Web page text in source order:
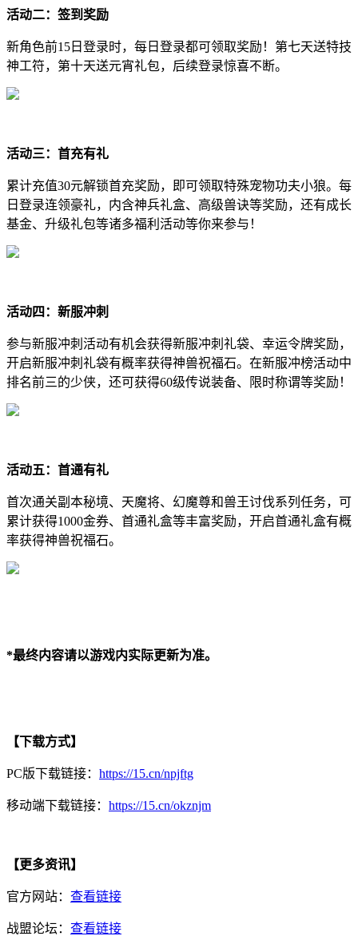
活动二：签到奖励
新角色前15日登录时，每日登录都可领取奖励！第七天送特技
神工符，第十天送元宵礼包，后续登录惊喜不断。
活动三：首充有礼
累计充值30元解锁首充奖励，即可领取特殊宠物功夫小狼。每
日登录连领豪礼，内含神兵礼盒、高级兽诀等奖励，还有成长
基金、升级礼包等诸多福利活动等你来参与！
活动四：新服冲刺
参与新服冲刺活动有机会获得新服冲刺礼袋、幸运令牌奖励，
开启新服冲刺礼袋有概率获得神兽祝福石。在新服冲榜活动中
排名前三的少侠，还可获得60级传说装备、限时称谓等奖励！
活动五：首通有礼
首次通关副本秘境、天魔将、幻魔尊和兽王讨伐系列任务，可
累计获得1000金券、首通礼盒等丰富奖励，开启首通礼盒有概
率获得神兽祝福石。
*最终内容请以游戏内实际更新为准。
【下载方式】
PC版下载链接： https://15.cn/npjftg
移动端下载链接： https://15.cn/okznjm
【更多资讯】
官方网站： 查看链接
战盟论坛： 查看链接